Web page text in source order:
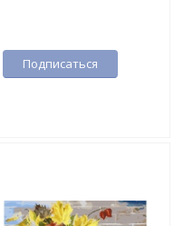
Подписаться